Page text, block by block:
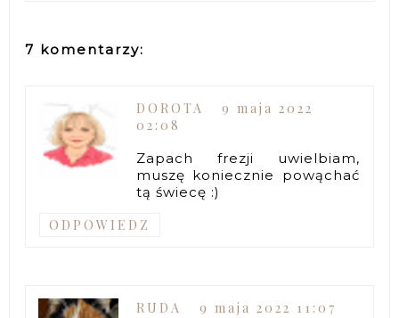
7 komentarzy:
DOROTA
9 maja 2022
02:08
Zapach frezji uwielbiam,
muszę koniecznie powąchać
tą świecę :)
ODPOWIEDZ
RUDA
9 maja 2022 11:07